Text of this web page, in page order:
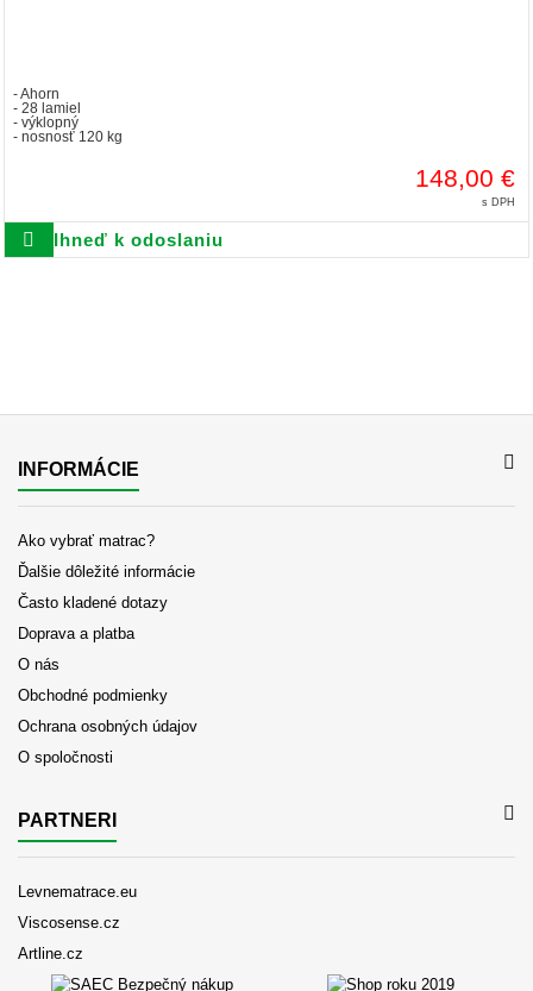
- Ahorn
- 28 lamiel
- výklopný
- nosnosť 120 kg
148,00 €
s DPH
Ihneď k odoslaniu
INFORMÁCIE
Ako vybrať matrac?
Ďalšie dôležité informácie
Často kladené dotazy
Doprava a platba
O nás
Obchodné podmienky
Ochrana osobných údajov
O spoločnosti
PARTNERI
Levnematrace.eu
Viscosense.cz
Artline.cz